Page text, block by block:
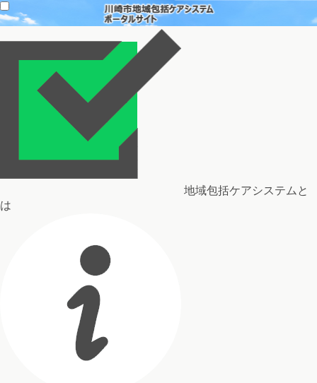
地域包括ケアシステムと
は